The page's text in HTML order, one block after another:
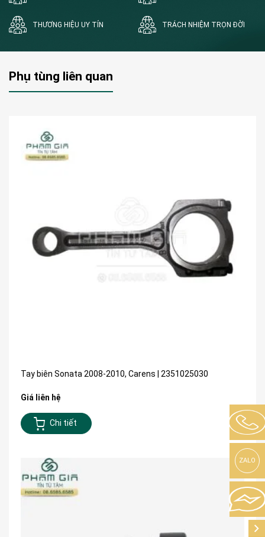
THƯƠNG HIỆU UY TÍN TRÁCH NHIỆM TRỌN ĐỜI
Phụ tùng liên quan
Tay biên Sonata 2008-2010, Carens | 2351025030
Giá liên hệ
Chi tiết
ZALO